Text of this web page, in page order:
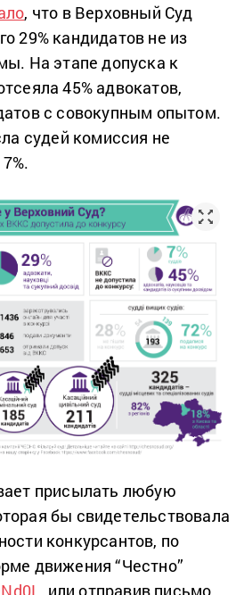
, что в Верховный Суд
29% кандидатов не из
На этапе допуска к
45% адвокатов,
с совокупным опытом.
судей комиссия не
присылать любую
бы свидетельствовала
конкурсантов, по
движения “Честно”
, или отправив письмо